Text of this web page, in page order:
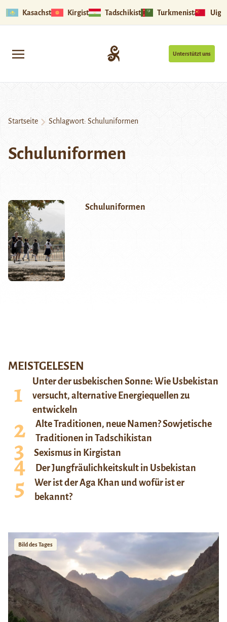
Kasachstan Kirgistan Tadschikistan Turkmenistan
Unterstützt uns
Startseite Schlagwort: Schuluniformen
Schuluniformen
Schuluniformen
MEISTGELESEN
Unter der usbekischen Sonne: Wie Usbekistan
versucht, alternative Energiequellen zu
entwickeln
Alte Traditionen, neue Namen? Sowjetische
Traditionen in Tadschikistan
Sexismus in Kirgistan
Der Jungfräulichkeitskult in Usbekistan
Wer ist der Aga Khan und wofür ist er
bekannt?
Bild des Tages